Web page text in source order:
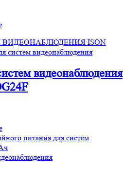
систем видеонаблюдения
видеонаблюдения